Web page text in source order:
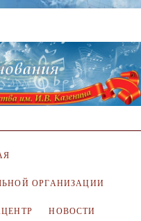
ОРГАНИЗАЦИИ
НОВОСТИ